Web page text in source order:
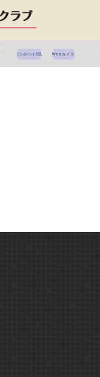
ピンポイント天気 WEBカメラ